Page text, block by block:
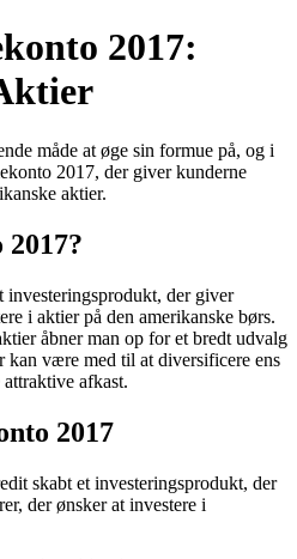
2017:
måde at øge sin formue på, og i
2017, der giver kunderne
aktier.
der giver
i aktier på den amerikanske børs.
åbner man op for et bredt udvalg
kan være med til at diversificere ens
afkast.
2017
skabt et investeringsprodukt, der
der ønsker at investere i